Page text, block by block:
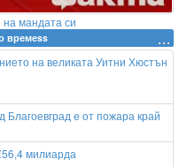
мандата си
времеss
на великата Уитни Хюстън
е от пожара край
милиарда